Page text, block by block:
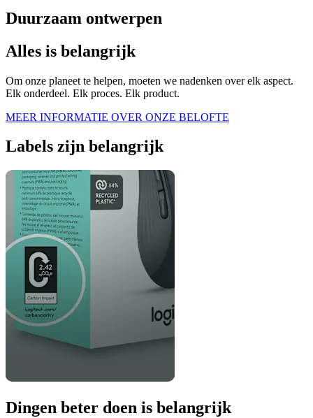
Duurzaam ontwerpen
Alles is belangrijk
Om onze planeet te helpen, moeten we nadenken over elk aspect.
Elk onderdeel. Elk proces. Elk product.
MEER INFORMATIE OVER ONZE BELOFTE
Labels zijn belangrijk
Dingen beter doen is belangrijk